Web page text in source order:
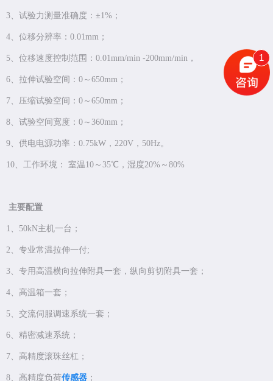
3、试验力测量准确度：±1%；
4、位移分辨率：0.01mm；
5、位移速度控制范围：0.01mm/min -200mm/min，
6、拉伸试验空间：0～650mm；
7、压缩试验空间：0～650mm；
8、试验空间宽度：0～360mm；
9、供电电源功率：0.75kW，220V，50Hz。
10、工作环境： 室温10～35℃，湿度20%～80%
主要配置
1、50kN主机一台；
2、专业常温拉伸一付;
3、专用高温横向拉伸附具一套，纵向剪切附具一套；
4、高温箱一套；
5、交流伺服调速系统一套；
6、精密减速系统；
7、高精度滚珠丝杠；
8、高精度负荷传感器 ；
1